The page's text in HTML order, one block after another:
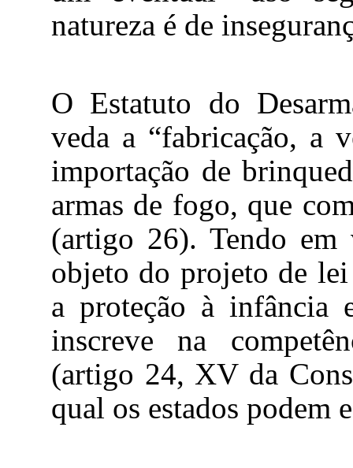
natureza é de
O Estatuto do
veda a “fabricação, a
importação de
armas de fogo, que
(artigo 26). Tendo
objeto do projeto de
a proteção à infância
inscreve na
(artigo 24, XV da
qual os estados podem